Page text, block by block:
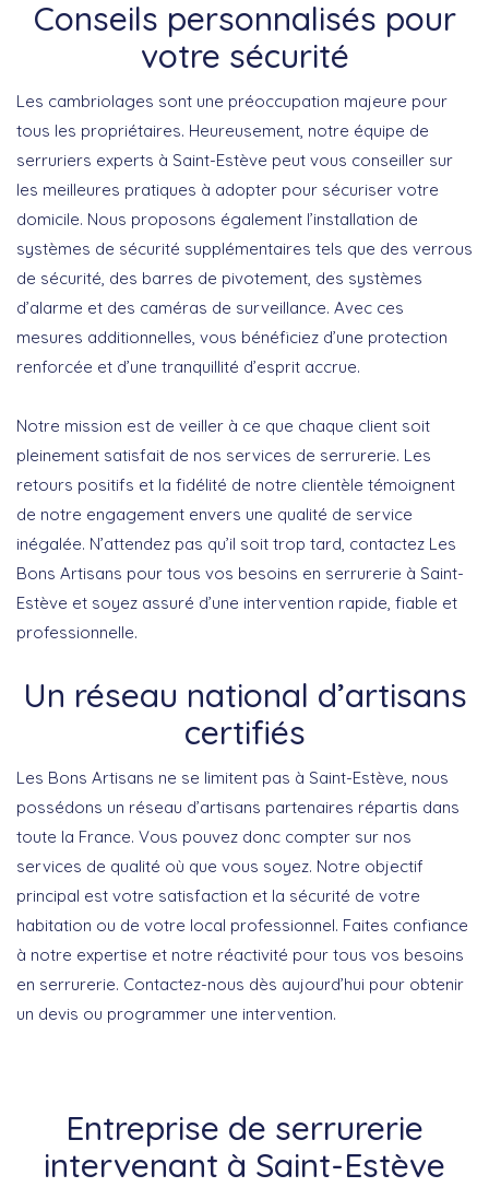
Conseils personnalisés pour
votre sécurité
Les cambriolages sont une préoccupation majeure pour
tous les propriétaires. Heureusement, notre équipe de
serruriers experts à Saint-Estève peut vous conseiller sur
les meilleures pratiques à adopter pour sécuriser votre
domicile. Nous proposons également l’installation de
systèmes de sécurité supplémentaires tels que des verrous
de sécurité, des barres de pivotement, des systèmes
d’alarme et des caméras de surveillance. Avec ces
mesures additionnelles, vous bénéficiez d’une protection
renforcée et d’une tranquillité d’esprit accrue.
Notre mission est de veiller à ce que chaque client soit
pleinement satisfait de nos services de serrurerie. Les
retours positifs et la fidélité de notre clientèle témoignent
de notre engagement envers une qualité de service
inégalée. N’attendez pas qu’il soit trop tard, contactez Les
Bons Artisans pour tous vos besoins en serrurerie à Saint-
Estève et soyez assuré d’une intervention rapide, fiable et
professionnelle.
Un réseau national d’artisans
certifiés
Les Bons Artisans ne se limitent pas à Saint-Estève , nous
possédons un réseau d’artisans partenaires répartis dans
toute la France. Vous pouvez donc compter sur nos
services de qualité où que vous soyez. Notre objectif
principal est votre satisfaction et la sécurité de votre
habitation ou de votre local professionnel. Faites confiance
à notre expertise et notre réactivité pour tous vos besoins
en serrurerie. Contactez-nous dès aujourd’hui pour obtenir
un devis ou programmer une intervention.
Entreprise de serrurerie
intervenant à Saint-Estève